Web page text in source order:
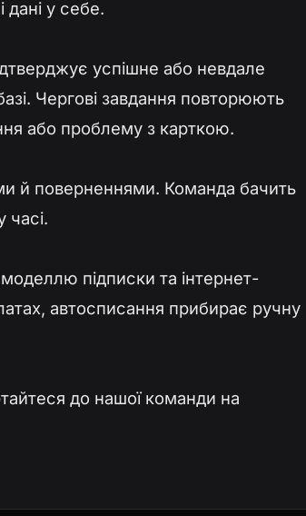
дані у себе.
успішне або невдале
Чергові завдання повторюють
або проблему з карткою.
й поверненнями. Команда бачить
часі.
підписки та інтернет-
автосписання прибирає ручну
до нашої команди на